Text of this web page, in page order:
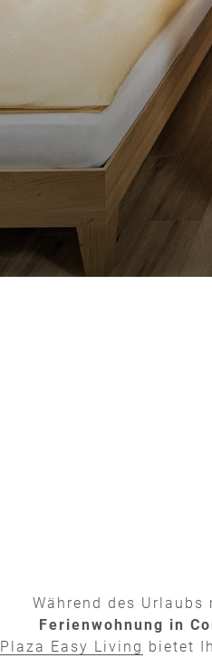
Während des
Ferienwohnung in
Plaza Easy Living bietet